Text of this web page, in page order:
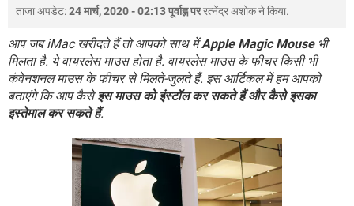
TikTok Account Freeze हो गया JioPhone में TikTok डाउनलोड
SBI बैंक अकाउंट नंबर पता करें
केबल और कनेक्टर्स कंप्यूटर बस
सीरियल और पैरलल पोर्ट
ताजा अपडेट:24 मार्च, 2020 - 02:13 पूर्वाह्न पररत्नेंद्र अशोकने किया.
आप जब iMac खरीदते हैं तो आपको साथ मेंApple Magic Mouseभी
मिलता है. ये वायरलेस माउस होता है. वायरलेस माउस के फीचर किसी भी
कंवेनशनल माउस के फीचर से मिलते-जुलते हैं. इस आर्टिकल में हम आपको
बताएंगे कि आप कैसेइस माउस को इंस्टॉल कर सकते हैं और कैसे इसका
इस्तेमाल कर सकते हैं.